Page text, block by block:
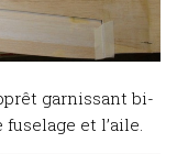
garnissant bi-
fuselage et l’aile.